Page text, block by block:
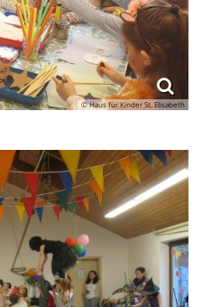
© Haus für Kinder St. Elisabeth